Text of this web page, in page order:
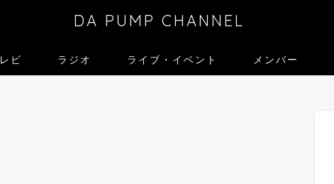
DA PUMP CHANNEL
ビ ラジオ ライブ・イベント メンバー